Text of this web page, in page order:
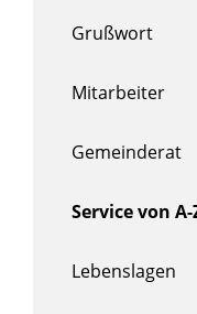
Grußwort
Mitarbeiter
Gemeinderat
Service von A-
Lebenslagen